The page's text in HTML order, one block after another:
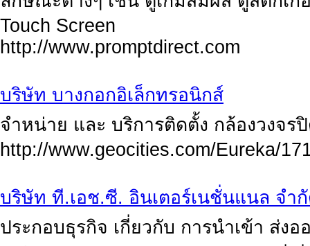
Touch Screen
http://www.promptdirect.com
บริษัท บางกอกอิเล็กทรอนิกส์
จำหน่าย และ บริการติดตั้ง กล้องวงจร
http://www.geocities.com/Eureka/
บริษัท ที.เอช.ซี. อินเตอร์เนชั่นแนล จำ
ประกอบธุรกิจ เกี่ยวกับ การนำเข้า ส่ง